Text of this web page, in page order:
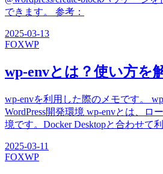
できます。 参考：
2025-03-13
FOXWP
wp-envとは？使い方を
wp-envを利用した際のメモです。
WordPress開発環境 wp-envとは、ロ
境です。Docker Desktopと合わせて
2025-03-11
FOXWP